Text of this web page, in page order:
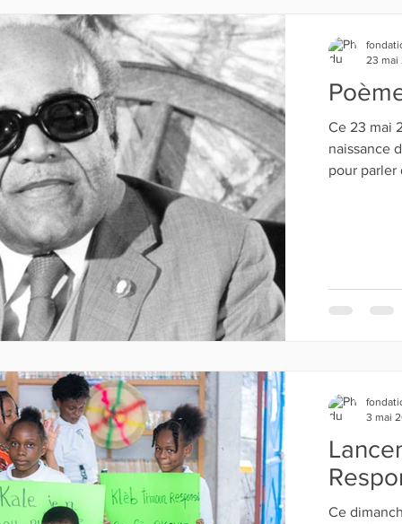
Ce 23 mai 2025
naissance de
pour parler
23 mai
Ce
3 mai